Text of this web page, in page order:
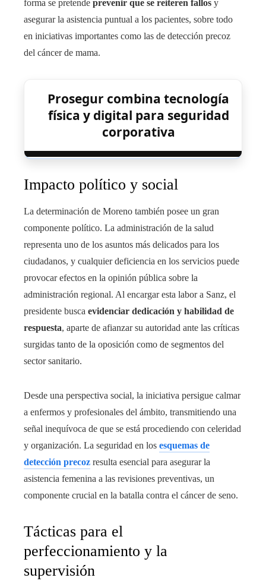
forma se pretende prevenir que se reiteren fallos y
asegurar la asistencia puntual a los pacientes, sobre todo
en iniciativas importantes como las de detección precoz
del cáncer de mama.
Prosegur combina tecnología
física y digital para seguridad
corporativa
Impacto político y social
La determinación de Moreno también posee un gran
componente político. La administración de la salud
representa uno de los asuntos más delicados para los
ciudadanos, y cualquier deficiencia en los servicios puede
provocar efectos en la opinión pública sobre la
administración regional. Al encargar esta labor a Sanz, el
presidente busca evidenciar dedicación y habilidad de
respuesta, aparte de afianzar su autoridad ante las críticas
surgidas tanto de la oposición como de segmentos del
sector sanitario.
Desde una perspectiva social, la iniciativa persigue calmar
a enfermos y profesionales del ámbito, transmitiendo una
señal inequívoca de que se está procediendo con celeridad
y organización. La seguridad en los esquemas de
detección precoz resulta esencial para asegurar la
asistencia femenina a las revisiones preventivas, un
componente crucial en la batalla contra el cáncer de seno.
Tácticas para el
perfeccionamiento y la
supervisión